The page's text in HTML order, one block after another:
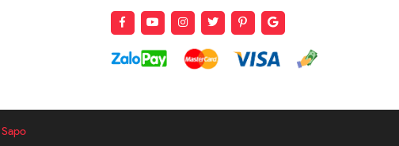
Sapo